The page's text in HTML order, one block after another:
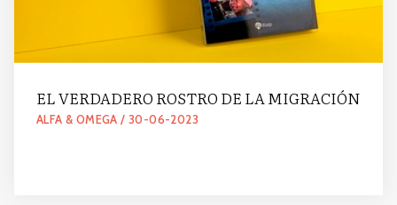
EL VERDADERO ROSTRO DE LA MIGRACIÓN
ALFA & OMEGA / 30-06-2023